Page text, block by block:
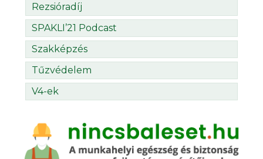
Rezsióradíj
SPAKLI’21 Podcast
Szakképzés
Tűzvédelem
V4-ek